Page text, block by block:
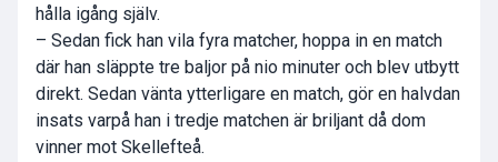
hålla igång själv.
– Sedan fick han vila fyra matcher, hoppa in en match
där han släppte tre baljor på nio minuter och blev utbytt
direkt. Sedan vänta ytterligare en match, gör en halvdan
insats varpå han i tredje matchen är briljant då dom
vinner mot Skellefteå.